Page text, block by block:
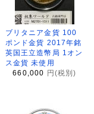
ブリタニア金貨 100
ポンド金貨 2017年銘
英国王立造幣局 1オン
ス金貨 未使用
660,000
円(税別)